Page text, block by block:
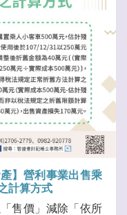
】營利事業出售乘
計算方式
售價」減除「依所